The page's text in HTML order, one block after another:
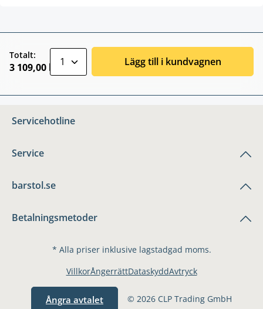
Totalt:
3 109,00 kr Lägg till i kundvagnen
Servicehotline
Service
barstol.se
Betalningsmetoder
* Alla priser inklusive lagstadgad moms.
Ångra avtalet © 2026 CLP Trading GmbH
VillkorÅngerrättDataskyddAvtryck